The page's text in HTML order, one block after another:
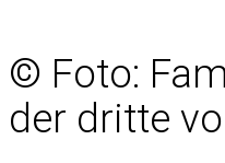
© Foto:
der dritte